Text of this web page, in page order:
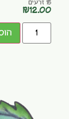
15 זרעים
₪12.00